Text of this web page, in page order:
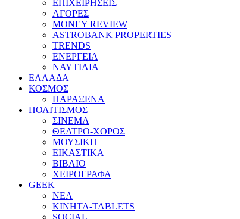
ΕΠΙΧΕΙΡΗΣΕΙΣ
ΑΓΟΡΕΣ
MONEY REVIEW
ASTROBANK PROPERTIES
TRENDS
ΕΝΕΡΓΕΙΑ
ΝΑΥΤΙΛΙΑ
ΕΛΛΑΔΑ
ΚΟΣΜΟΣ
ΠΑΡΑΞΕΝΑ
ΠΟΛΙΤΙΣΜΟΣ
ΣΙΝΕΜΑ
ΘΕΑΤΡΟ-ΧΟΡΟΣ
ΜΟΥΣΙΚΗ
ΕΙΚΑΣΤΙΚΑ
ΒΙΒΛΙΟ
ΧΕΙΡΟΓΡΑΦΑ
GEEK
ΝΕΑ
ΚΙΝΗΤΑ-TABLETS
SOCIAL